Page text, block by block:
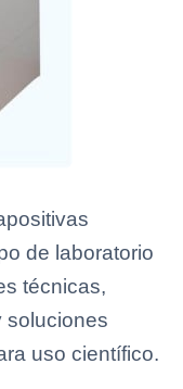
de laboratorio
técnicas,
soluciones
uso científico.